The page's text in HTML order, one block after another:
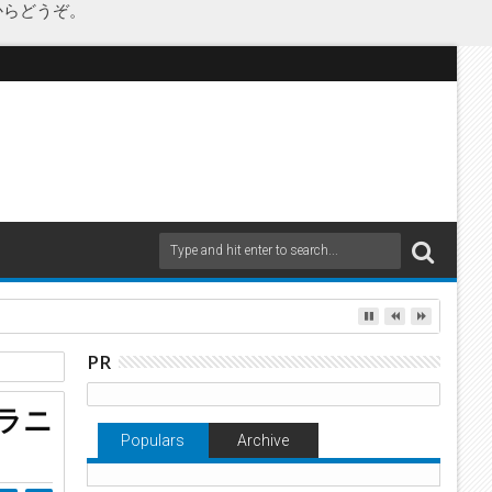
どうぞ。
Gas Japanが承継
ニ
PR
Populars Archive